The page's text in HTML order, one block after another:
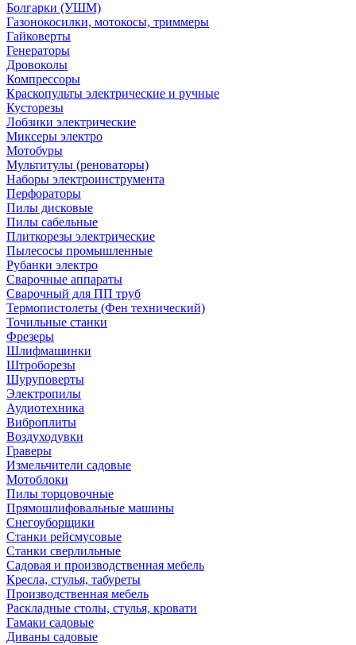
Болгарки (УШМ)
Газонокосилки, мотокосы, триммеры
Гайковерты
Генераторы
Дровоколы
Компрессоры
Краскопульты электрические и ручные
Кусторезы
Лобзики электрические
Миксеры электро
Мотобуры
Мультитулы (реноваторы)
Наборы электроинструмента
Перфораторы
Пилы дисковые
Пилы сабельные
Плиткорезы электрические
Пылесосы промышленные
Рубанки электро
Сварочные аппараты
Сварочный для ПП труб
Термопистолеты (Фен технический)
Точильные станки
Фрезеры
Шлифмашинки
Штроборезы
Шуруповерты
Электропилы
Аудиотехника
Виброплиты
Воздуходувки
Граверы
Измельчители садовые
Мотоблоки
Пилы торцовочные
Прямошлифовальные машины
Снегоуборщики
Станки рейсмусовые
Станки сверлильные
Садовая и производственная мебель
Кресла, стулья, табуреты
Производственная мебель
Раскладные столы, стулья, кровати
Гамаки садовые
Диваны садовые